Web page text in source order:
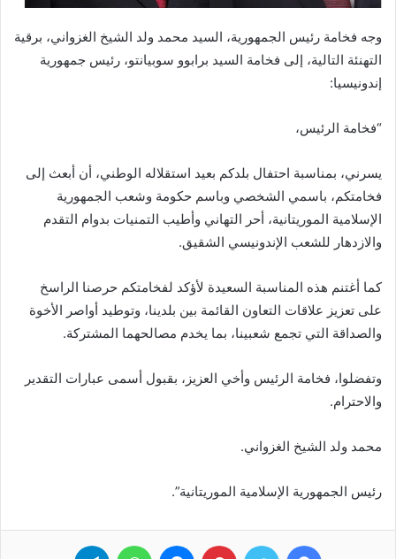
وجه فخامة رئيس الجمهورية، السيد محمد ولد الشيخ الغزواني، برقية
التهنئة التالية، إلى فخامة السيد برابوو سوبيانتو، رئيس جمهورية
إندونيسيا:
“فخامة الرئيس،
يسرني، بمناسبة احتفال بلدكم بعيد استقلاله الوطني، أن أبعث إلى
فخامتكم، باسمي الشخصي وباسم حكومة وشعب الجمهورية
الإسلامية الموريتانية، أحر التهاني وأطيب التمنيات بدوام التقدم
والازدهار للشعب الإندونيسي الشقيق.
كما أغتنم هذه المناسبة السعيدة لأؤكد لفخامتكم حرصنا الراسخ
على تعزيز علاقات التعاون القائمة بين بلدينا، وتوطيد أواصر الأخوة
والصداقة التي تجمع شعبينا، بما يخدم مصالحهما المشتركة.
وتفضلوا، فخامة الرئيس وأخي العزيز، بقبول أسمى عبارات التقدير
والاحترام.
محمد ولد الشيخ الغزواني.
رئيس الجمهورية الإسلامية الموريتانية”.
فيسبوك تويتر بينتيريست ماسنجر واتساب